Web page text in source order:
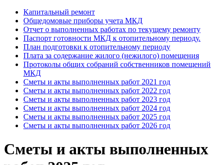
Капитальный ремонт
Общедомовые приборы учета МКД
Отчет о выполненных работах по текущему ремонту
Паспорт готовности МКД к отопительному периоду.
План подготовки к отопительному периоду
Плата за содержание жилого (нежилого) помещения
Протоколы общих собраний собственников помещений
МКД
Сметы и акты выполненных работ 2021 год
Сметы и акты выполненных работ 2022 год
Сметы и акты выполненных работ 2023 год
Сметы и акты выполненных работ 2024 год
Сметы и акты выполненных работ 2025 год
Сметы и акты выполненных работ 2026 год
Сметы и акты выполненных